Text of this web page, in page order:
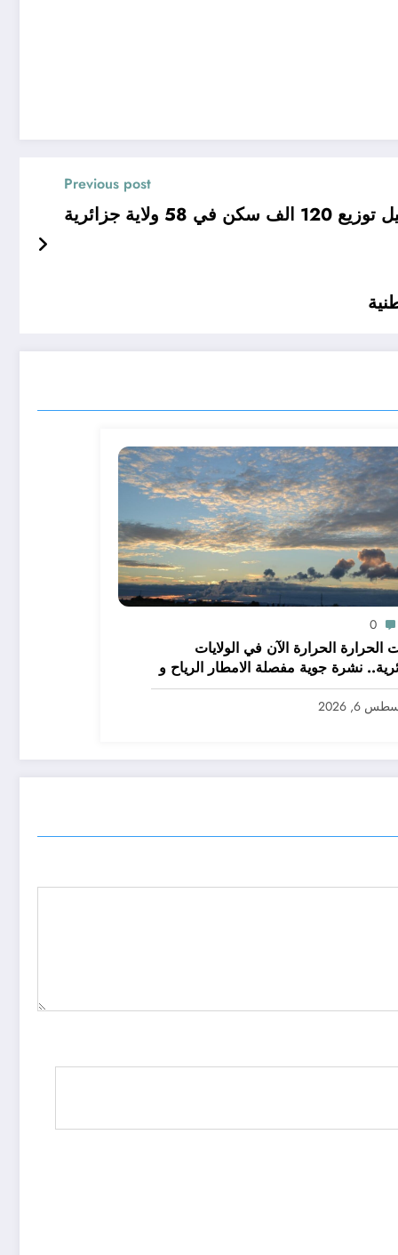
Previous post
سكن في 58 ولاية جزائرية
0
الحرارة الحرارة الآن في الولايات
نشرة جوية مفصلة الامطار الرياح و
في الولايات الجزائرية اليوم
6, 2026